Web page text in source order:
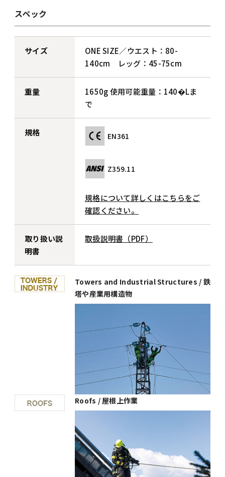
スペック
サイズ
ONE SIZE／ウエスト：80-
140cm レッグ：45-75cm
重量
1650g 使用可能重量：140�Lま
で
規格 EN361
Z359.11
規格について詳しくはこちらをご
確認ください。
取り扱い説
明書
取扱説明書（PDF）
Towers and Industrial Structures / 鉄
塔や産業用構造物
Roofs / 屋根上作業